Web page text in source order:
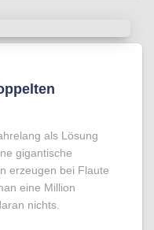
als Lösung
gigantische
erzeugen bei Flaute
eine Million
nichts.